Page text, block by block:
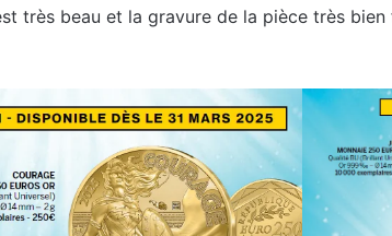
très beau et la gravure de la pièce très